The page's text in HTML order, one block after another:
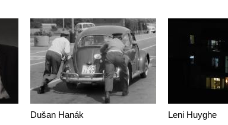
Dušan Hanák Leni Huyghe